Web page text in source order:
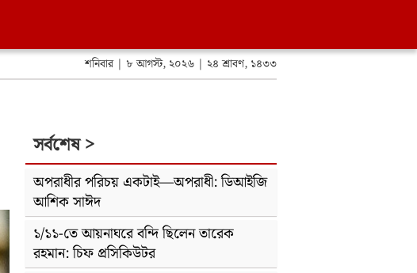
শনিবার | ৮ আগস্ট, ২০২৬ | ২৪ শ্রাবণ, ১৪৩৩
সর্বশেষ >
অপরাধীর পরিচয় একটাই—অপরাধী: ডিআইজি
আশিক সাঈদ
১/১১-তে আয়নাঘরে বন্দি ছিলেন তারেক
রহমান: চিফ প্রসিকিউটর